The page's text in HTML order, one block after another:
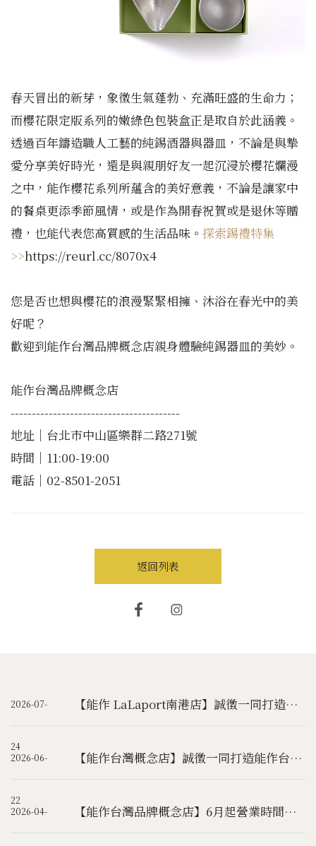
春天冒出的新芽，象徵生氣蓬勃、充滿旺盛的生命力；
而櫻花限定版系列的嫩綠色包裝盒正是取自於此涵義。
透過百年鑄造職人工藝的純錫酒器與器皿，不論是與摯
愛分享美好時光，還是與親朋好友一起沉浸於櫻花爛漫
之中，能作櫻花系列所蘊含的美好意義，不論是讓家中
的餐桌更添季節風情，或是作為開春祝賀或是退休等贈
禮，也能代表您高質感的生活品味。 探索錫禮特集
>>https://reurl.cc/8070x4
您是否也想與櫻花的浪漫緊緊相擁、沐浴在春光中的美
好呢？
歡迎到能作台灣品牌概念店親身體驗純錫器皿的美妙。
能作台灣品牌概念店
----------------------------------------
地址｜台北市中山區樂群二路271號
時間｜11:00-19:00
電話｜02-8501-2051
返回列表
2026-07-
24
【能作 LaLaport南港店】誠徵一同打造能作台灣未來的夥伴
2026-06-
22
【能作台灣概念店】誠徵一同打造能作台灣未來的夥伴
2026-04- 【能作台灣品牌概念店】6月起營業時間調整公告